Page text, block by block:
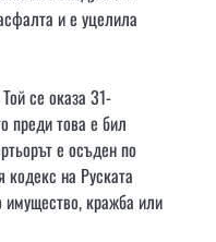
и е уцелила
се оказа 31-
преди това е бил
е осъден по
на Руската
кражба или